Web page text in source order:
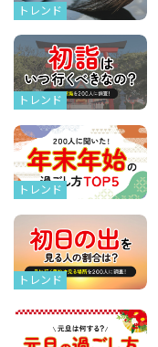
トレンド
トレンド
トレンド
トレンド